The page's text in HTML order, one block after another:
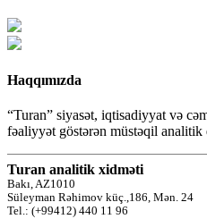
Haqqımızda
“Turan” siyasət, iqtisadiyyat və
fəaliyyət göstərən müstəqil analitik
Turan analitik xidməti
Bakı, AZ1010
Süleyman Rəhimov küç.,186, Mən. 24
Tel.: (+99412) 440 11 96